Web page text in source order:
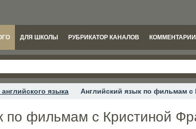
ДЛЯ ШКОЛЫ РУБРИКАТОР КАНАЛОВ КОММЕНТАРИИ
языка Английский язык по фильмам с
по фильмам с Кристиной